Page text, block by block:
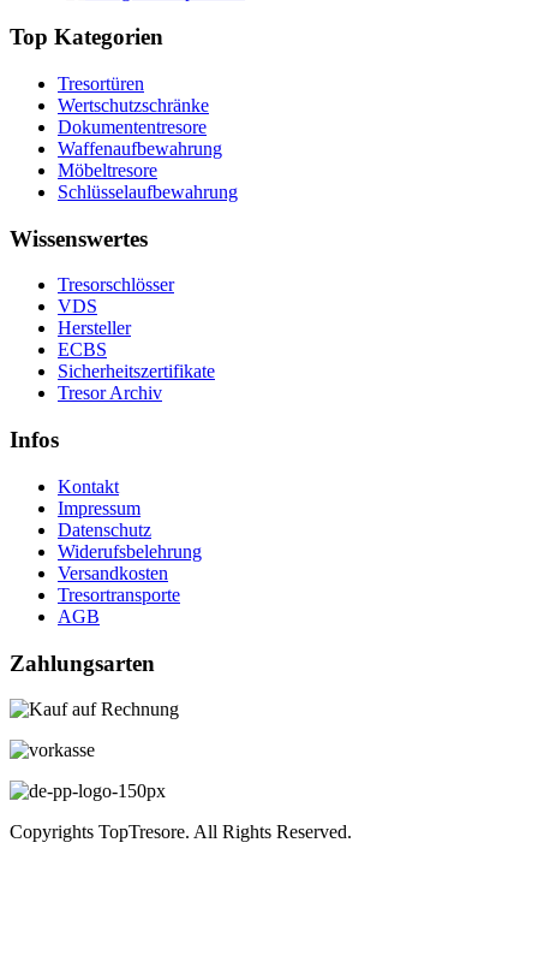
Top Kategorien
Tresortüren
Wertschutzschränke
Dokumententresore
Waffenaufbewahrung
Möbeltresore
Schlüsselaufbewahrung
Wissenswertes
Tresorschlösser
VDS
Hersteller
ECBS
Sicherheitszertifikate
Tresor Archiv
Infos
Kontakt
Impressum
Datenschutz
Widerufsbelehrung
Versandkosten
Tresortransporte
AGB
Zahlungsarten
Copyrights TopTresore. All Rights Reserved.